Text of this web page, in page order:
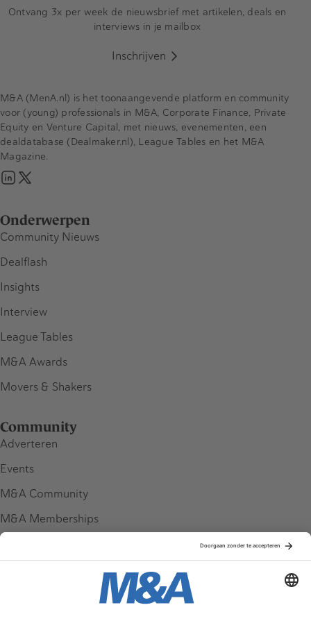
Ontvang 3x per week de nieuwsbrief met artikelen, deals en
interviews in je mailbox
Inschrijven
Onderwerpen
Community Nieuws
Dealflash
Insights
Interview
League Tables
M&A Awards
Movers & Shakers
Community
Adverteren
Events
M&A Community
M&A Memberships
M&A (MenA.nl) is het toonaangevende platform en community
voor (young) professionals in M&A, Corporate Finance, Private
Equity en Venture Capital, met nieuws, evenementen, een
dealdatabase (Dealmaker.nl), League Tables en het M&A
Magazine.